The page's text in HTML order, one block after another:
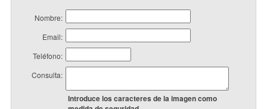
Nombre:
Email:
Teléfono:
Consulta:
Introduce los caracteres de la imagen como